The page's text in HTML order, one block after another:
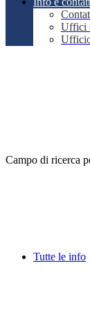
Uffici
Campo di ricerca
Tutte le info